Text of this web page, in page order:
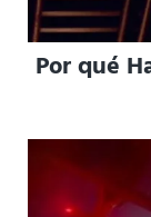
Por qué